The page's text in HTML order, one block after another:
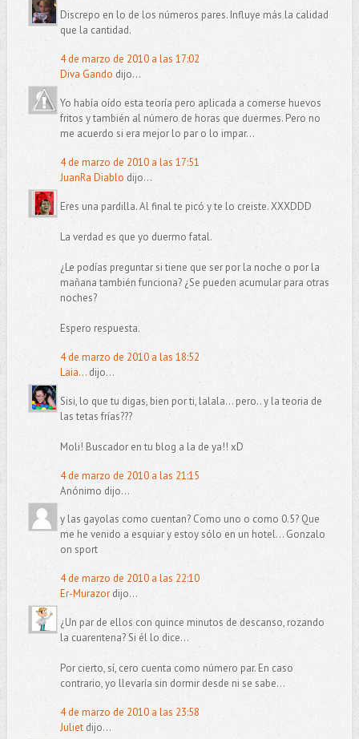
Discrepo en lo de los números pares. Influye más la calidad
que la cantidad.
4 de marzo de 2010 a las 17:02
Diva Gando dijo...
Yo había oído esta teoría pero aplicada a comerse huevos
fritos y también al número de horas que duermes. Pero no
me acuerdo si era mejor lo par o lo impar...
4 de marzo de 2010 a las 17:51
JuanRa Diablo dijo...
Eres una pardilla. Al final te picó y te lo creiste. XXXDDD
La verdad es que yo duermo fatal.
¿Le podías preguntar si tiene que ser por la noche o por la
mañana también funciona? ¿Se pueden acumular para otras
noches?
Espero respuesta.
4 de marzo de 2010 a las 18:52
Laia...dijo...
Sisi, lo que tu digas, bien por ti, lalala... pero.. y la teoria de
las tetas frías???
Moli! Buscador en tu blog a la de ya!! xD
4 de marzo de 2010 a las 21:15
Anónimo dijo...
y las gayolas como cuentan? Como uno o como 0.5? Que
me he venido a esquiar y estoy sólo en un hotel... Gonzalo
on sport
4 de marzo de 2010 a las 22:10
Er-Murazordijo...
¿Un par de ellos con quince minutos de descanso, rozando
la cuarentena? Si él lo dice...
Por cierto, sí, cero cuenta como número par. En caso
contrario, yo llevaría sin dormir desde ni se sabe...
4 de marzo de 2010 a las 23:58
Julietdijo...